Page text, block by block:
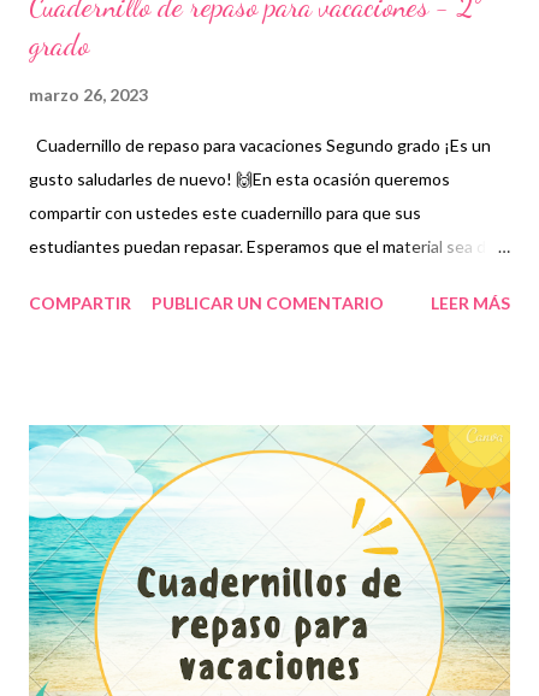
grado
marzo 26, 2023
Cuadernillo de repaso para vacaciones Segundo grado ¡Es un
gusto saludarles de nuevo! 🙌En esta ocasión queremos
compartir con ustedes este cuadernillo para que sus
estudiantes puedan repasar. Esperamos que el material sea de
representan una opción más para fortalecer los aprendizajes de
herramientas para no olvidar lo estudiado en las clases dado
que, en ocasiones, al estar varios días sin hacer tareas o trabajos
los niños suelen olvidar algunas cuestiones. Es importante
mencionar que en el repaso se recomienda incluir aquellos
temas que observen como de mayor complejidad pues es en
donde se debe prestar más atención tanto por parte de
docentes como por parte de alumnos. Por tanto, en un repaso
no es necesario incluir todas las asigna...
COMPARTIR PUBLICAR UN COMENTARIO LEER MÁS